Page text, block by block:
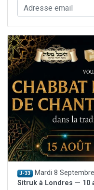
J-33 Mardi 8 Septembre
Sitruk à Londres — 10